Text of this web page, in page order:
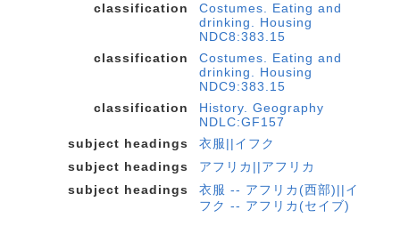
classification
Costumes. Eating and
drinking. Housing
NDC8:383.15
classification
Costumes. Eating and
drinking. Housing
NDC9:383.15
classification
History. Geography
NDLC:GF157
subject headings
衣服||イフク
subject headings
アフリカ||アフリカ
subject headings
衣服 -- アフリカ(西部)||イ
フク -- アフリカ(セイブ)